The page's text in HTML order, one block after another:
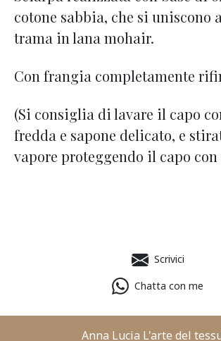
cotone sabbia, che si
trama in lana mohair.
Con frangia completamente
(Si consiglia di lavare il capo
fredda e sapone delicato, e
vapore proteggendo il capo con
Scrivici
Chatta con me
Anna Lucia L'arte del